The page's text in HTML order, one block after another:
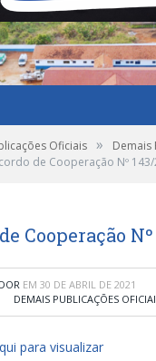
Oficiais »
Demais
de Cooperação Nº 143/
Cooperação Nº
EM 30 DE ABRIL DE 2021
DEMAIS PUBLICAÇÕES
para visualizar